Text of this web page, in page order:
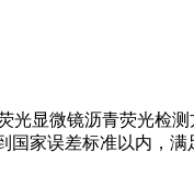
光显微镜沥青荧光检
国家误差标准以内，满